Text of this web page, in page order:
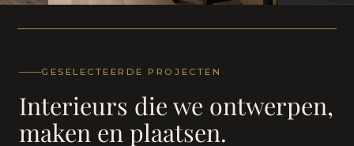
Landhuis - Grimbergen
GESELECTEERDE PROJECTEN
Interieurs die we ontwerpen,
maken en plaatsen.